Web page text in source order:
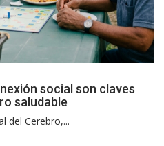
social son claves
saludable
del Cerebro,...